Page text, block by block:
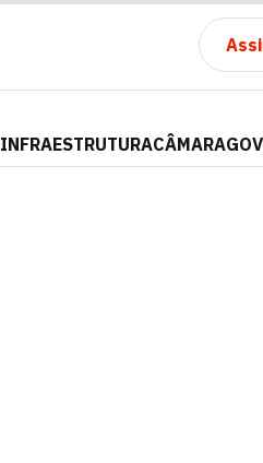
INFRAESTRUTURACÂMARA